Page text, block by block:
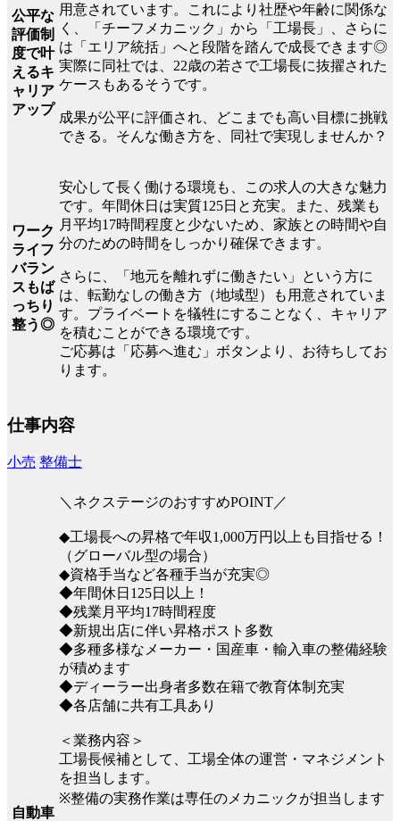
公平な
評価制
度で叶
えるキ
ャリア
アップ
用意されています。これにより社歴や年齢に関係な
く、「チーフメカニック」から「工場長」、さらに
は「エリア統括」へと段階を踏んで成長できます◎
実際に同社では、22歳の若さで工場長に抜擢された
ケースもあるそうです。
成果が公平に評価され、どこまでも高い目標に挑戦
できる。そんな働き方を、同社で実現しませんか？
ワーク
ライフ
バラン
スもば
っちり
整う◎
安心して長く働ける環境も、この求人の大きな魅力
です。年間休日は実質125日と充実。また、残業も
月平均17時間程度と少ないため、家族との時間や自
分のための時間をしっかり確保できます。
さらに、「地元を離れずに働きたい」という方に
は、転勤なしの働き方（地域型）も用意されていま
す。プライベートを犠牲にすることなく、キャリア
を積むことができる環境です。
ご応募は「応募へ進む」ボタンより、お待ちしてお
ります。
仕事内容
小売 整備士
自動車
＼ネクステージのおすすめPOINT／
◆工場長への昇格で年収1,000万円以上も目指せる！
（グローバル型の場合）
◆資格手当など各種手当が充実◎
◆年間休日125日以上！
◆残業月平均17時間程度
◆新規出店に伴い昇格ポスト多数
◆多種多様なメーカー・国産車・輸入車の整備経験
が積めます
◆ディーラー出身者多数在籍で教育体制充実
◆各店舗に共有工具あり
＜業務内容＞
工場長候補として、工場全体の運営・マネジメント
を担当します。
※整備の実務作業は専任のメカニックが担当します